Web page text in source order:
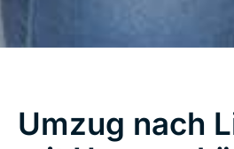
Umzug nach